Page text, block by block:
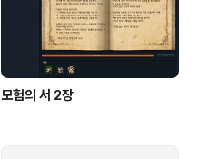
모험의 서 2장